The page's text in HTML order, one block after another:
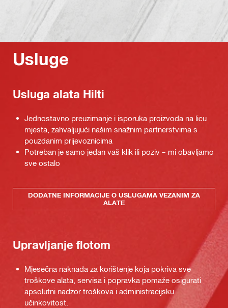
Usluge
Usluga alata Hilti
Jednostavno preuzimanje i isporuka proizvoda na licu
mjesta, zahvaljujući našim snažnim partnerstvima s
pouzdanim prijevoznicima
Potreban je samo jedan vaš klik ili poziv – mi obavljamo
sve ostalo
DODATNE INFORMACIJE O USLUGAMA VEZANIM ZA
ALATE
Upravljanje flotom
Mjesečna naknada za korištenje koja pokriva sve
troškove alata, servisa i popravka pomaže osigurati
apsolutni nadzor troškova i administracijsku
učinkovitost.